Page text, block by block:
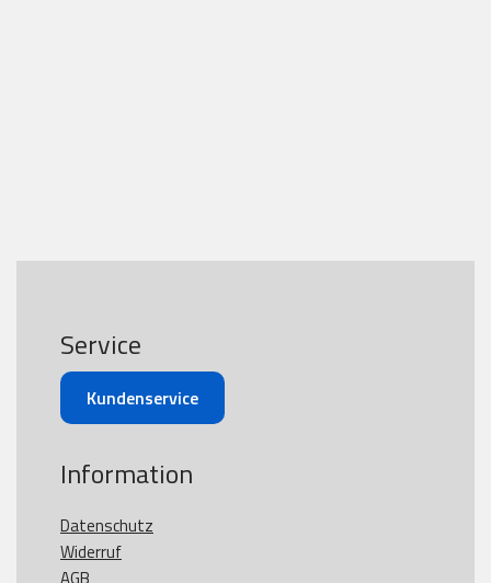
Service
Kundenservice
Information
Datenschutz
Widerruf